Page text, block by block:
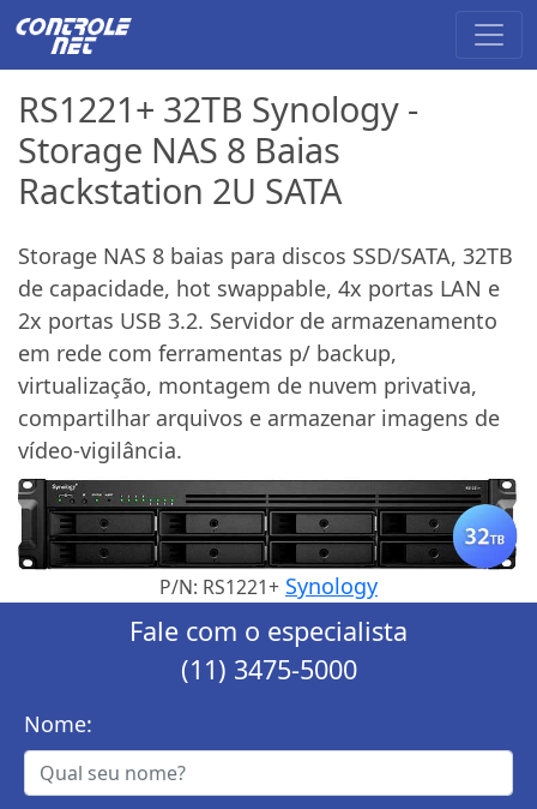
RS1221+ 32TB Synology -
Storage NAS 8 Baias
Rackstation 2U SATA
Storage NAS 8 baias para discos SSD/SATA, 32TB
de capacidade, hot swappable, 4x portas LAN e
2x portas USB 3.2. Servidor de armazenamento
em rede com ferramentas p/ backup,
virtualização, montagem de nuvem privativa,
compartilhar arquivos e armazenar imagens de
vídeo-vigilância.
P/N: RS1221+ Synology
Fale com o especialista
(11) 3475-5000
Nome: